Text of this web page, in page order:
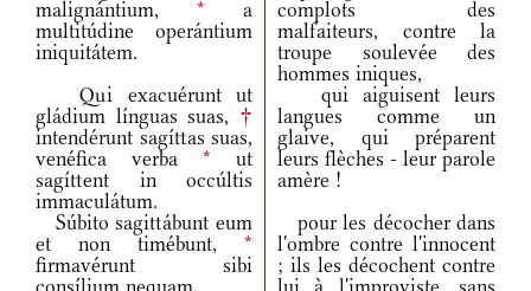
malignántium, * a
multitúdine operántium
iniquitátem.
complots des
malfaiteurs, contre la
troupe soulevée des
hommes iniques,
Qui exacuérunt ut
gládium línguas suas, †
intendérunt sagíttas suas,
venéfica verba * ut
sagíttent in occúltis
immaculátum.
qui aiguisent leurs
langues comme un
glaive, qui préparent
leurs flèches - leur parole
amère !
Súbito sagittábunt eum
et non timébunt, *
firmavérunt sibi
pour les décocher dans
l'ombre contre l'innocent
; ils les décochent contre